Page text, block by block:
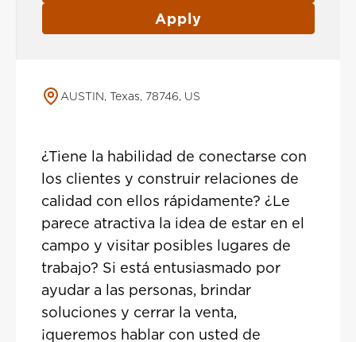
Apply
AUSTIN, Texas, 78746, US
¿Tiene la habilidad de conectarse con
los clientes y construir relaciones de
calidad con ellos rápidamente? ¿Le
parece atractiva la idea de estar en el
campo y visitar posibles lugares de
trabajo? Si está entusiasmado por
ayudar a las personas, brindar
soluciones y cerrar la venta,
¡queremos hablar con usted de